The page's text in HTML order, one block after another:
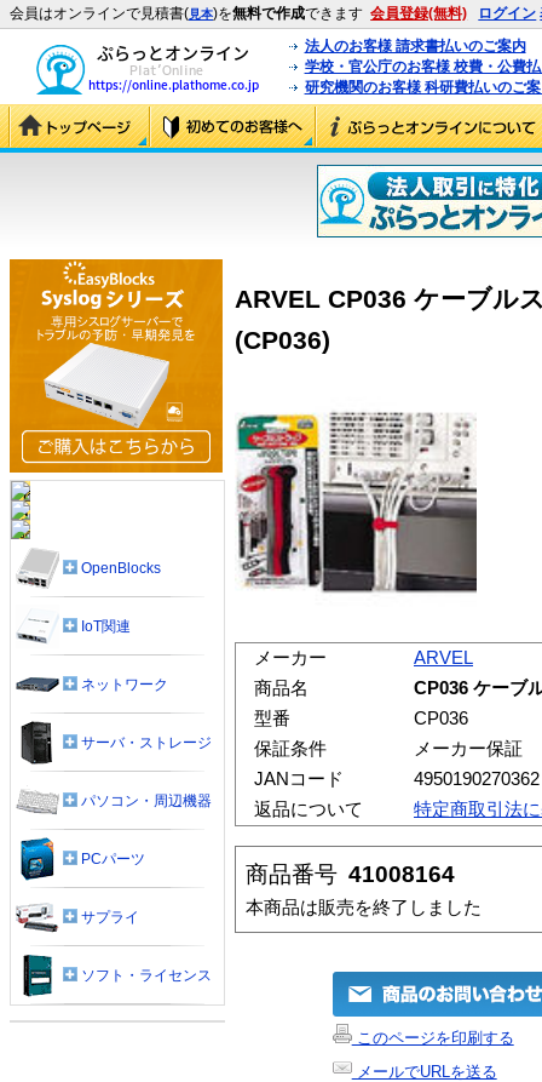
会員はオンラインで見積書(見本)を無料で作成できます 会員登録(無料) ログイン
法人のお客様 請求書払いのご案内
学校・官公庁のお客様 校費・公費
研究機関のお客様 科研費払いのご
ARVEL CP036 ケーブル
(CP036)
メーカー
ARVEL
商品名
CP036 ケーブ
型番
CP036
保証条件
メーカー保証
JANコード
4950190270362
返品について
特定商取引法
商品番号 41008164
本商品は販売を終了しました
このページを印刷する
メールでURLを送る
OpenBlocks
IoT関連
ネットワーク
サーバ・ストレージ
パソコン・周辺機器
PCパーツ
サプライ
ソフト・ライセンス